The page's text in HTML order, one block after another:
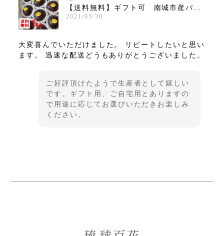
【送料無料】ギフト可 南城市産パッションフルーツ 1kg
2021/05/30
大変喜んでいただけました。 リピートしたいと思い
ます。 迅速な配送どうもありがとうございました。
ご好評頂けたようで生産者として嬉しい
です。ギフト用、ご自宅用とありますの
で用途に応じてお選びいただきお楽しみ
ください。